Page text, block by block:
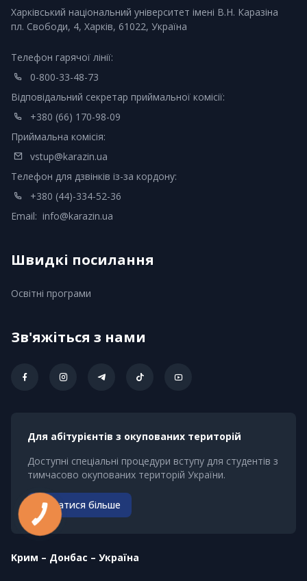
Харківський національний університет імені В.Н. Каразіна
пл. Свободи, 4, Харків, 61022, Україна
Телефон гарячої лінії:
0-800-33-48-73
Відповідальний секретар приймальної комісії:
+380 (66) 170-98-09
Приймальна комісія:
vstup@karazin.ua
Телефон для дзвінків із-за кордону:
+380 (44)-334-52-36
Email: info@karazin.ua
Швидкі посилання
Освітні програми
Зв'яжіться з нами
Для абітурієнтів з окупованих територій
Доступні спеціальні процедури вступу для студентів з
тимчасово окупованих територій України.
Дізнатися більше
Kрим – Донбас – Україна
КНОПКА
ЗВ'ЯЗКУ